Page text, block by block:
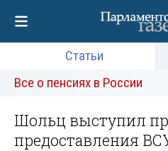
Статьи
Все о пенсиях в России
Шольц выступил
предоставления